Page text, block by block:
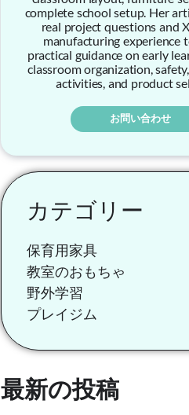
complete school setup. Her
real project questions and
manufacturing experience
practical guidance on early
classroom organization,
activities, and product
お問い合わせ
カテゴリー
保育用家具
教室のおもちゃ
野外学習
プレイジム
最新の投稿